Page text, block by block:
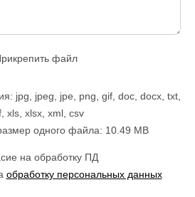
файл
jpg, jpeg, jpe, png, gif, doc, docx, txt,
xls, xlsx, xml, csv
одного файла: 10.49 MB
на обработку ПД
обработку персональных данных